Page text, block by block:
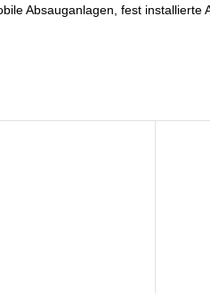
Absauganlagen, fest installierte